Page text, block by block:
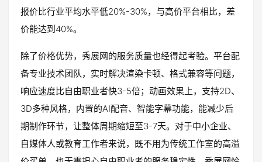
报价比行业平均水平低20%-30%，与高价平台相比，差
价能达到40%。
除了价格优势，秀展网的服务质量也经得起考验。平台配
备专业技术团队，实时解决渲染卡顿、格式兼容等问题，
响应速度比自由职业者快3-5倍；动画效果上，支持2D、
3D多种风格，内置的AI配音、智能字幕功能，能减少后
期制作环节，让整体周期缩短至3-7天。对于中小企业、
自媒体人或教育工作者来说，既不用为传统工作室的高溢